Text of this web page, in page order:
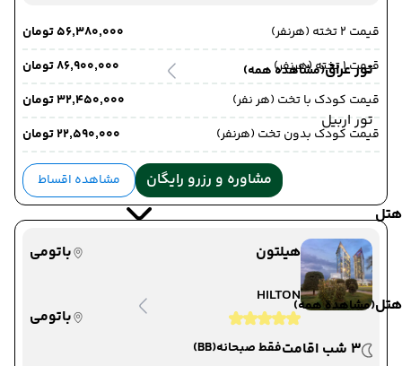
تور عراق(مشاهده همه)
تور اربیل
هتل
هتل(مشاهده همه)
قیمت 2 تخته (هرنفر)
۵۶٬۳۸۰٬۰۰۰ تومان
قیمت 1 تخته (هرنفر)
۸۶٬۹۰۰٬۰۰۰ تومان
قیمت کودک با تخت (هر نفر)
۳۲٬۴۵۰٬۰۰۰ تومان
قیمت کودک بدون تخت (هرنفر)
۲۲٬۵۹۰٬۰۰۰ تومان
مشاوره و رزرو رایگان مشاهده اقساط
هیلتون
باتومی
HILTON
باتومی
3 شب اقامت
فقط صبحانه(BB)